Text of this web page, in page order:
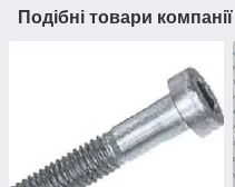
Подібні товари компанії